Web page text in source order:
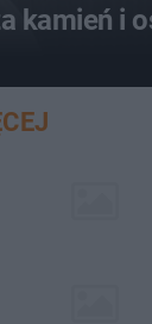
kamień i